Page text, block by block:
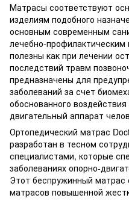
Матрасы соответствуют
изделиям подобного
основным современным
лечебно-
полезны как при лечении
последствий травм
предназначены для
заболеваний за счет
обоснованного
двигательный аппарат
Ортопедический матрас
разработан в тесном
специалистами, которые
заболеваниях опорно-
Этот беспружинный матрас
матрасов повышенной